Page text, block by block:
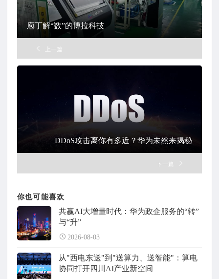
庖丁解“数”的博拉科技
上一篇
DDoS攻击离你有多近？华为未然来揭秘
下一篇
你也可能喜欢
共赢AI大增量时代：华为政企服务的“转”
与“升”
2026-08-03
从"西电东送"到"送算力、送智能"：算电
协同打开四川AI产业新空间